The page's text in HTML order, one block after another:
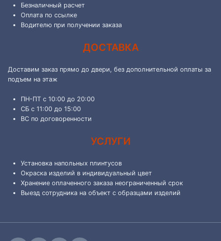
Безналичный расчет
Оплата по ссылке
Водителю при получении заказа
ДОСТАВКА
Доставим заказ прямо до двери, без дополнительной оплаты за
подъем на этаж
ПН-ПТ с 10:00 до 20:00
СБ с 11:00 до 15:00
ВС по договоренности
УСЛУГИ
Установка напольных плинтусов
Окраска изделий в индивидуальный цвет
Хранение оплаченного заказа неограниченный срок
Выезд сотрудника на объект с образцами изделий